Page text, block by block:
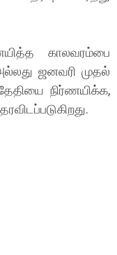
காலவரம்பை
ஜனவரி முதல்
நிர்ணயிக்க,